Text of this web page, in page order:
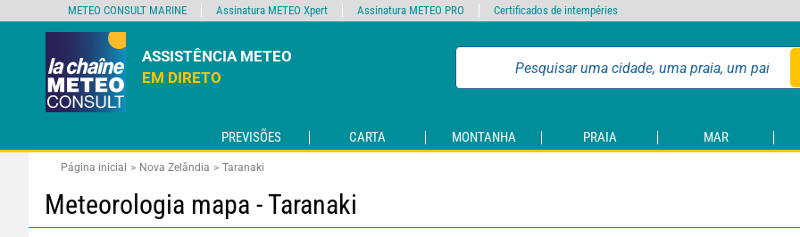
ASSISTÊNCIA METEO
EM DIRETO
PREVISÕES CARTA MONTANHA PRAIA MAR
Página inicial Nova Zelândia Taranaki
Meteorologia mapa - Taranaki
METEO CONSULT MARINE Assinatura METEO Xpert Assinatura METEO PRO Certificados de intempéries